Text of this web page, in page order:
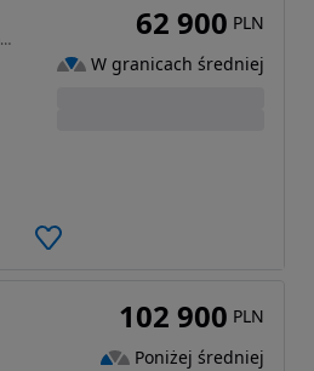
1333 cm3 • 140 KM • GOTÓWKA**Leasing*FINANSOWANIE Bez BIK i KRD dla osób prywatnych i firm 62 900 PLN
W granicach średniej
102 900 PLN
Poniżej średniej